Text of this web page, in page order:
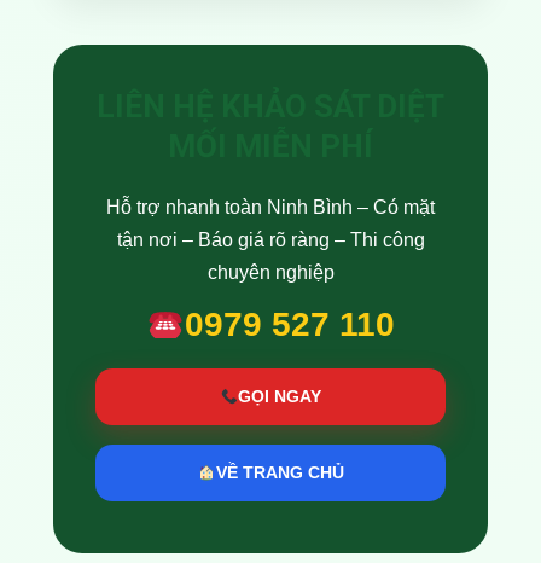
Hỗ trợ nhanh toàn Ninh Bình – Có mặt
tận nơi – Báo giá rõ ràng – Thi công
chuyên nghiệp
0979 527 110
GỌI NGAY
VỀ TRANG CHỦ